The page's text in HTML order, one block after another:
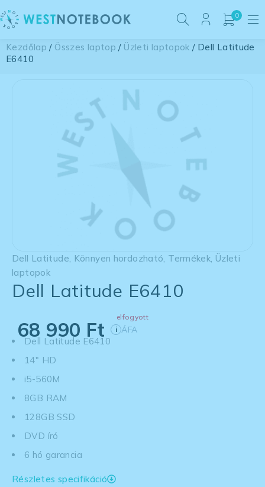
0
Kezdőlap / Összes laptop / Üzleti laptopok / Dell Latitude
E6410
Dell Latitude Könnyen hordozható Termékek Üzleti
laptopok
Dell Latitude E6410
elfogyott
68 990 Ft i ÁFA
Dell Latitude E6410
14" HD
i5-560M
8GB RAM
128GB SSD
DVD író
6 hó garancia
Részletes specifikáció